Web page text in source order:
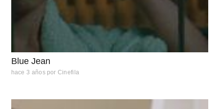
Blue Jean
hace 3 años por Cinefila